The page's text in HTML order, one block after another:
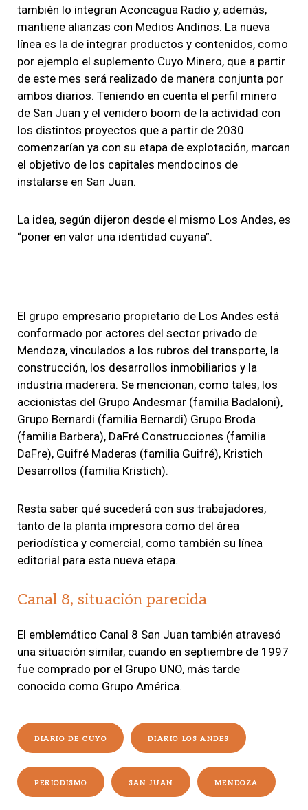
también lo integran Aconcagua Radio y, además,
mantiene alianzas con Medios Andinos. La nueva
línea es la de integrar productos y contenidos, como
por ejemplo el suplemento Cuyo Minero, que a partir
de este mes será realizado de manera conjunta por
ambos diarios. Teniendo en cuenta el perfil minero
de San Juan y el venidero boom de la actividad con
los distintos proyectos que a partir de 2030
comenzarían ya con su etapa de explotación, marcan
el objetivo de los capitales mendocinos de
instalarse en San Juan.
La idea, según dijeron desde el mismo Los Andes, es
“poner en valor una identidad cuyana”.
El grupo empresario propietario de Los Andes está
conformado por actores del sector privado de
Mendoza, vinculados a los rubros del transporte, la
construcción, los desarrollos inmobiliarios y la
industria maderera. Se mencionan, como tales, los
accionistas del Grupo Andesmar (familia Badaloni),
Grupo Bernardi (familia Bernardi) Grupo Broda
(familia Barbera), DaFré Construcciones (familia
DaFre), Guifré Maderas (familia Guifré), Kristich
Desarrollos (familia Kristich).
Resta saber qué sucederá con sus trabajadores,
tanto de la planta impresora como del área
periodística y comercial, como también su línea
editorial para esta nueva etapa.
Canal 8, situación parecida
El emblemático Canal 8 San Juan también atravesó
una situación similar, cuando en septiembre de 1997
fue comprado por el Grupo UNO, más tarde
conocido como Grupo América.
DIARIO DE CUYO DIARIO LOS ANDES
PERIODISMO SAN JUAN MENDOZA